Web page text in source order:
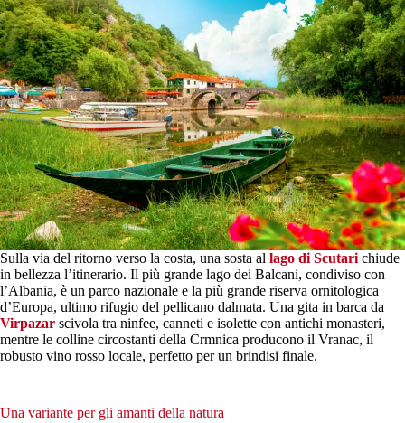
Sulla via del ritorno verso la costa, una sosta al lago di Scutari chiude
in bellezza l’itinerario. Il più grande lago dei Balcani, condiviso con
l’Albania, è un parco nazionale e la più grande riserva ornitologica
d’Europa, ultimo rifugio del pellicano dalmata. Una gita in barca da
Virpazar scivola tra ninfee, canneti e isolette con antichi monasteri,
mentre le colline circostanti della Crmnica producono il Vranac, il
robusto vino rosso locale, perfetto per un brindisi finale.
Una variante per gli amanti della natura